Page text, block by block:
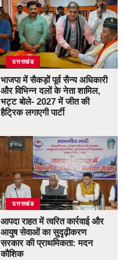
उत्तराखंड
भाजपा में सैकड़ों पूर्व सैन्य अधिकारी
और विभिन्न दलों के नेता शामिल,
भट्ट बोले- 2027 में जीत की
हैट्रिक लगाएगी पार्टी
उत्तराखंड
आपदा राहत में त्वरित कार्रवाई और
आयुष सेवाओं का सुदृढ़ीकरण
सरकार की प्राथमिकता: मदन
कौशिक